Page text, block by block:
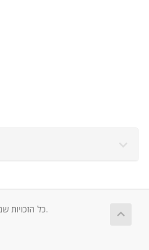
זכויות יוצרים © 2026 Nova Theme כל הזכויות שמורות.